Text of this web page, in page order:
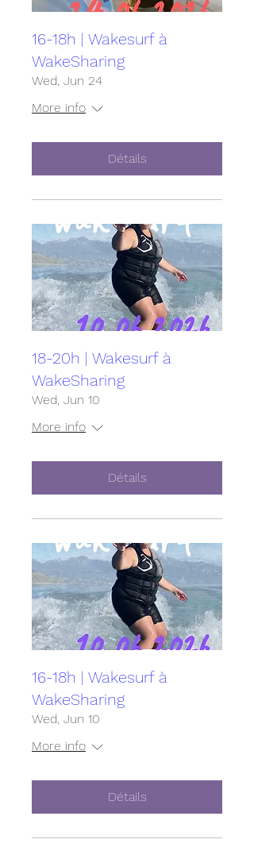
16-18h | Wakesurf à
WakeSharing
Wed, Jun 24
More info
Détails
18-20h | Wakesurf à
WakeSharing
Wed, Jun 10
More info
Détails
16-18h | Wakesurf à
WakeSharing
Wed, Jun 10
More info
Détails